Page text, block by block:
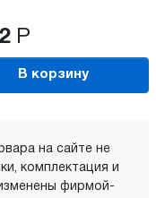
Р
В корзину
на сайте не
комплектация и
фирмой-